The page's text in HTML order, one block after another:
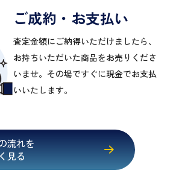
ご成約・お支払い
査定金額にご納得いただけましたら、
お持ちいただいた商品をお売りくださ
いませ。その場ですぐに現金でお支払
いいたします。
流れを
見る